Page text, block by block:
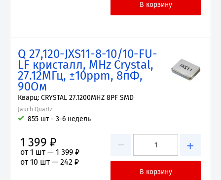
Q 27,120-JXS11-8-10/10-FU-
LF кристалл, MHz Crystal,
27.12МГц, ±10ppm, 8пФ,
90Ом
Кварц: CRYSTAL 27.1200MHZ 8PF SMD
Jauch Quartz
855 шт - 3-6 недель
− +
1 399 ₽
от 1 шт — 1 399 ₽
от 10 шт — 242 ₽